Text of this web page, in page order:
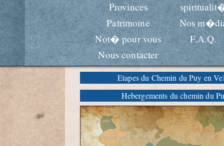
Etapes du Chemin du Puy en
Hebergements du chemin du
Provinces
Patrimoine
Nos
Not� pour vous
F.A.Q.
Nous contacter